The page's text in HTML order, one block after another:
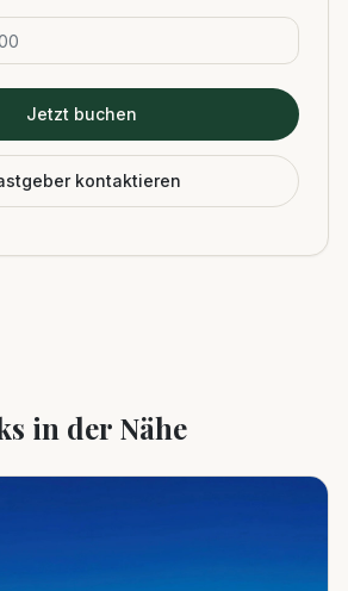
Jetzt buchen
kontaktieren
in der Nähe